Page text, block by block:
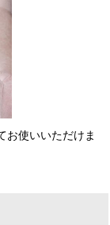
お使いいただけま